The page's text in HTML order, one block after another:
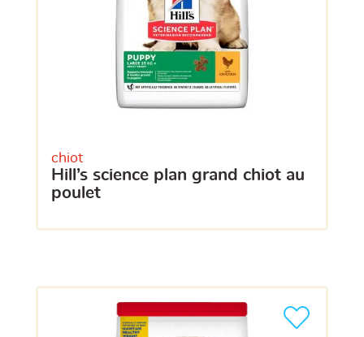
chiot
hill’s science plan grand chiot au
poulet